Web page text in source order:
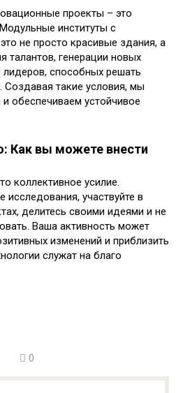
проекты – это
институты с
не просто красивые здания, а
талантов, генерации новых
способных решать
такие условия, мы
обеспечиваем устойчивое
Как вы можете внести
коллективное усилие.
участвуйте в
делитесь своими идеями и не
Ваша активность может
изменений и приблизить
служат на благо
0